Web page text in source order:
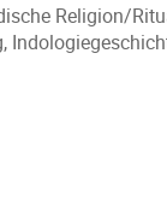
Religion/